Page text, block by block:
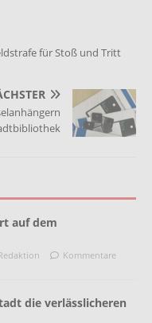
für Stoß und Tritt
auf dem
Kommentare
die verlässlicheren